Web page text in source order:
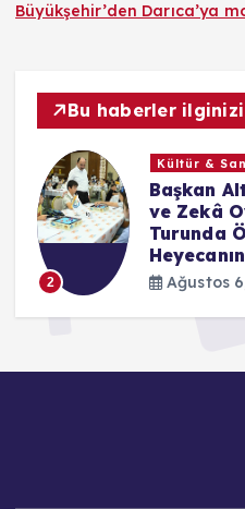
Büyükşehir’den Darıca’ya
Bu haberler
Ekonomi